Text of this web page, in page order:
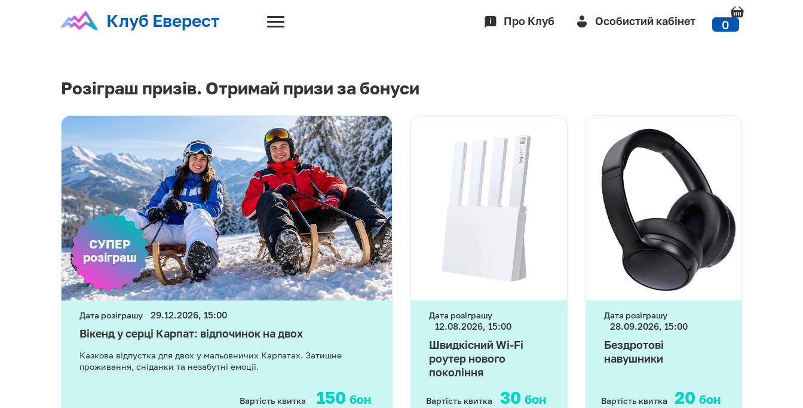
Клуб Еверест Про Клуб Особистий кабінет 0
Розіграш призів. Отримай призи за бонуси
СУПЕР
розіграш
Дата розіграшу 29.12.2026, 15:00
Вікенд у серці Карпат: відпочинок на двох
Казкова відпустка для двох у мальовничих Карпатах. Затишне
проживання, сніданки та незабутні емоції.
Вартість квитка 150 бон
Дата розіграшу
12.08.2026, 15:00
Швидкісний Wi-Fi
роутер нового
покоління
Вартість квитка 30 бон
Дата розіграшу
28.09.2026, 15:00
Бездротові
навушники
Вартість квитка 20 бон